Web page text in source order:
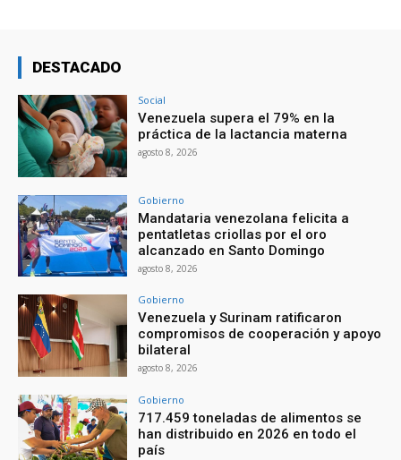
DESTACADO
Social
Venezuela supera el 79% en la
práctica de la lactancia materna
agosto 8, 2026
Gobierno
Mandataria venezolana felicita a
pentatletas criollas por el oro
alcanzado en Santo Domingo
agosto 8, 2026
Gobierno
Venezuela y Surinam ratificaron
compromisos de cooperación y apoyo
bilateral
agosto 8, 2026
Gobierno
717.459 toneladas de alimentos se
han distribuido en 2026 en todo el
país